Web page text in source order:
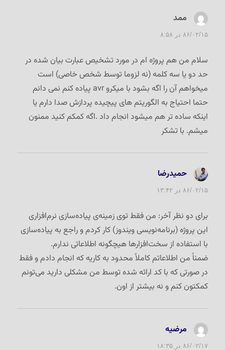
ممد
۸۶/۰۲/۱۵ در ۸:۵۸
سلام من هم پروژه ام در مورد تشخیص عبارت بیان شده در
حد دو یا سه کلمه (نه لزوما توسط شخص خاصی) است
میخواهم آن را اگه بشود با میکرو avr پیاده کنم نمی دانم
حتما احتیاج به الگوریتم های پیچیده پردازش صدا دارم یا
اینکه ساده تر هم میشود انجام داد .اگه کمکم کنید ممنون
میشم. با تشکر
حمیدرضا
۸۶/۰۲/۱۵ در ۱۳:۴۲
برای دو نظر آخر: من فقط توی زمینه‌ی پیاده‌سازی نرم‌افزاری
این پروژه (برنامه‌نویسی ویندوز) کار کردم و راجع به پیاده‌سازی
با استفاده از سخت‌افزارها هیچگونه اطلاعاتی ندارم.
ضمناً من اطلاعاتم کاملاً محدود به کاریه که انجام دادم و فقط
در صورتی که با کد ارائه شده توسط من مشکلی دارید می‌تونم
کمکتون کنم و نه بیشتر از اون.
مرضیه
۸۶/۰۲/۱۷ در ۱۸:۳۵